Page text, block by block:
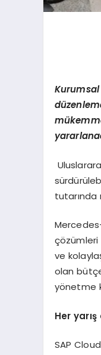
dü
mü
tutarında
çözümleri
ve
olan
yönetme
Her yarış
SAP